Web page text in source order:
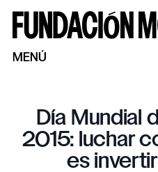
MENÚ
Día Mundial
2015: luchar
es